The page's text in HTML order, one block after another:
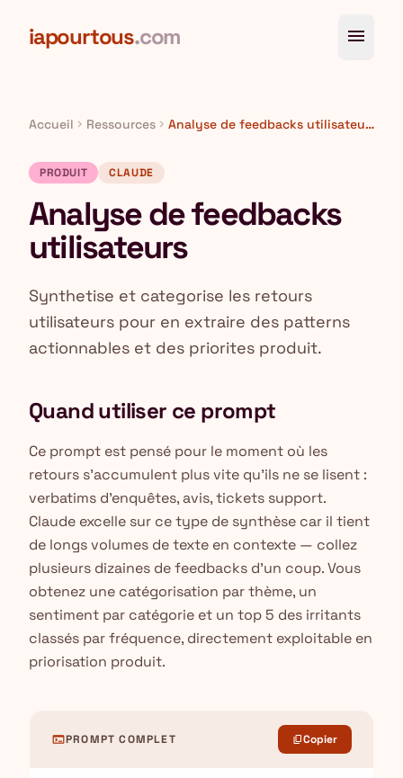
iapourtous.com menu
Accueil chevron_right Ressources chevron_right Analyse de feedbacks utilisateurs
PRODUIT CLAUDE
Analyse de feedbacks
utilisateurs
Synthetise et categorise les retours
utilisateurs pour en extraire des patterns
actionnables et des priorites produit.
Quand utiliser ce prompt
Ce prompt est pensé pour le moment où les
retours s'accumulent plus vite qu'ils ne se lisent :
verbatims d'enquêtes, avis, tickets support.
Claude excelle sur ce type de synthèse car il tient
de longs volumes de texte en contexte — collez
plusieurs dizaines de feedbacks d'un coup. Vous
obtenez une catégorisation par thème, un
sentiment par catégorie et un top 5 des irritants
classés par fréquence, directement exploitable en
priorisation produit.
terminalPROMPT COMPLET content_copyCopier